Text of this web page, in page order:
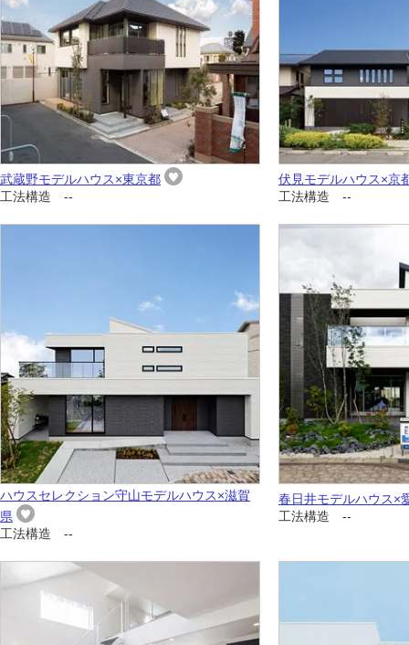
武蔵野モデルハウス×東京都
工法構造 --
伏見モデルハウス×京
工法構造 --
ハウスセレクション守山モデルハウス×滋賀
県
工法構造 --
春日井モデルハウス×
工法構造 --